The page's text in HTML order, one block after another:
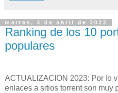
martes, 4 de abril de 2023
Ranking de los 10
populares
ACTUALIZACION 2023: Por lo
enlaces a sitios torrent son muy